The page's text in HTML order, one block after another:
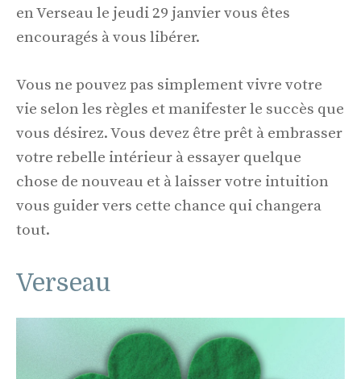
en Verseau le jeudi 29 janvier vous êtes
encouragés à vous libérer.
Vous ne pouvez pas simplement vivre votre
vie selon les règles et manifester le succès que
vous désirez. Vous devez être prêt à embrasser
votre rebelle intérieur à essayer quelque
chose de nouveau et à laisser votre intuition
vous guider vers cette chance qui changera
tout.
Verseau